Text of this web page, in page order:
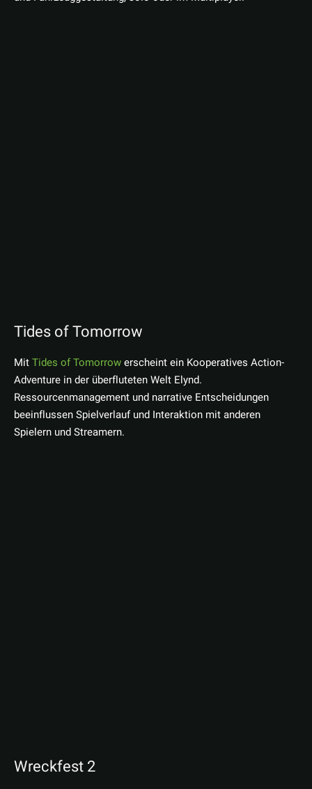
Tides of Tomorrow
MitTides of Tomorrowerscheint ein Kooperatives Action-
Adventure in der überfluteten Welt Elynd.
Ressourcenmanagement und narrative Entscheidungen
beeinflussen Spielverlauf und Interaktion mit anderen
Spielern und Streamern.
Wreckfest 2